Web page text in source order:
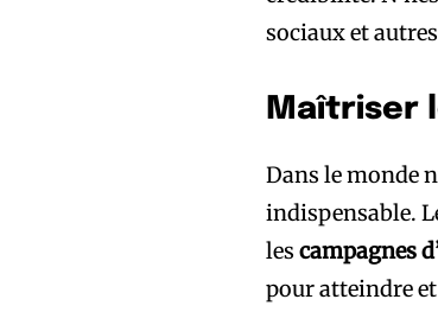
sociaux et
Maîtriser
Dans le monde
indispensable.
lescampagnes
pour atteindre